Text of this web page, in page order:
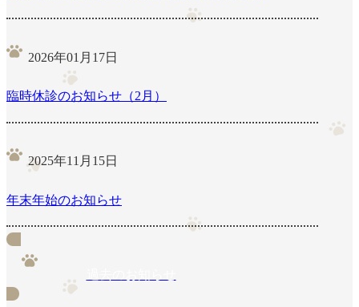
2026年01月17日
臨時休診のお知らせ（2月）
2025年11月15日
年末年始のお知らせ